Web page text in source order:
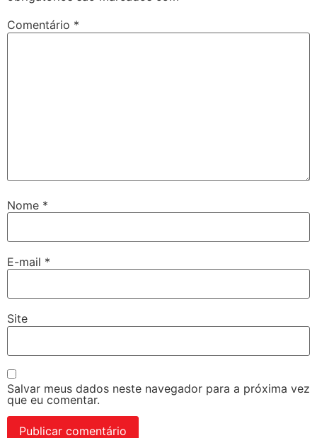
Comentário *
Nome *
E-mail *
Site
Salvar meus dados neste navegador para a próxima vez
que eu comentar.